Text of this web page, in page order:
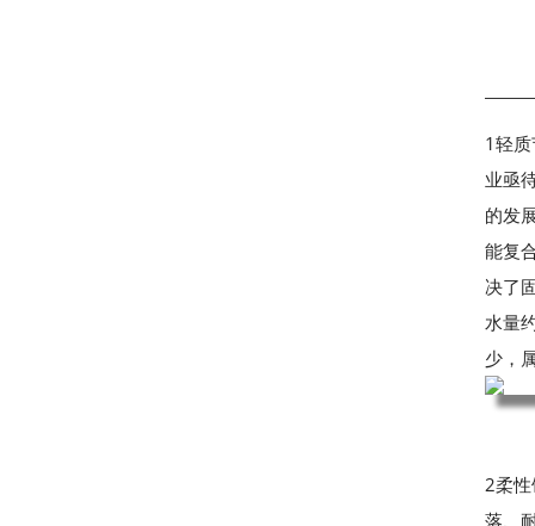
1轻
业亟
的发
能复
决了
水量
少，
2柔
落、